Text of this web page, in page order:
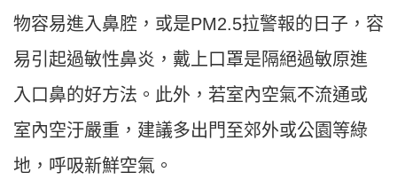
物容易進入鼻腔，或是PM2.5拉警報的日子，容
易引起過敏性鼻炎，戴上口罩是隔絕過敏原進
入口鼻的好方法。此外，若室內空氣不流通或
室內空汙嚴重，建議多出門至郊外或公園等綠
地，呼吸新鮮空氣。